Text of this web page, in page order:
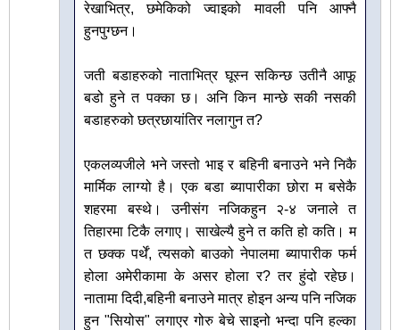
रेखाभित्र, छमेकिको ज्वाइको मावली पनि आफ्नै
हुनपुग्छन।
जती बडाहरुको नाताभित्र घूस्न सकिन्छ उतीनै आफू
बडो हुने त पक्का छ। अनि किन मान्छे सकी नसकी
बडाहरुको छत्रछायांतिर नलागुन त?
एकलव्यजीले भने जस्तो भाइ र बहिनी बनाउने भने निकै
मार्मिक लाग्यो है। एक बडा ब्यापारीका छोरा म बसेकै
शहरमा बस्थे। उनीसंग नजिकहुन २-४ जनाले त
तिहारमा टिकै लगाए। साखेल्यै हुने त कति हो कति। म
त छक्क पर्थें, त्यसको बाउको नेपालमा ब्यापारीक फर्म
होला अमेरीकामा के असर होला र? तर हुंदो रहेछ।
नातामा दिदी,बहिनी बनाउने मात्र होइन अन्य पनि नजिक
हुन "सियोस" लगाएर गोरु बेचे साइनो भन्दा पनि हल्का